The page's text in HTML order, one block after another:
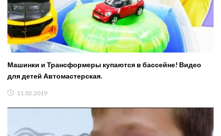
Машинки и Трансформеры купаются в бассейне! Видео
для детей Автомастерская.
11.02.2019